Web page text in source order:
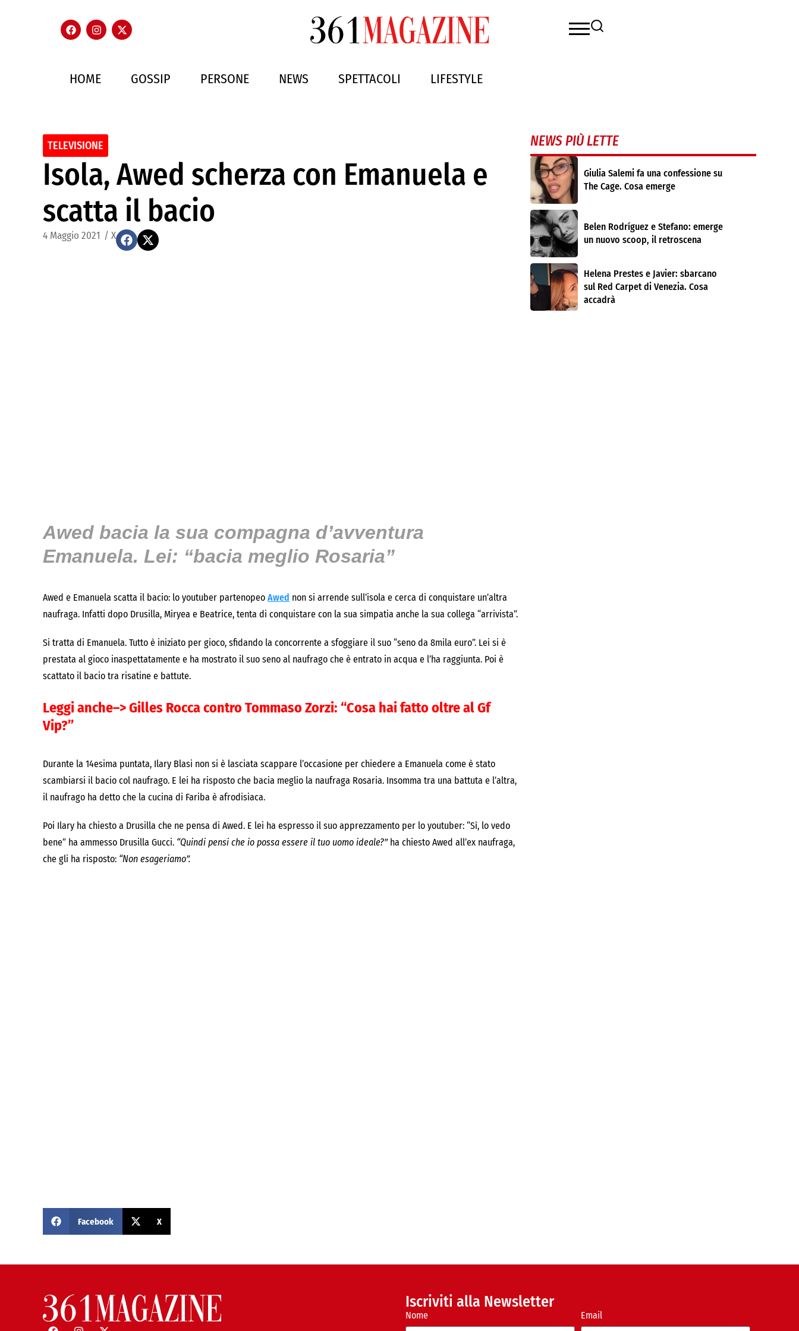
HOME GOSSIP PERSONE NEWS SPETTACOLI LIFESTYLE
TELEVISIONE
Isola, Awed scherza con Emanuela e
scatta il bacio
4 Maggio 2021 / X
Awed bacia la sua compagna d’avventura
Emanuela. Lei: “bacia meglio Rosaria”
Awed e Emanuela scatta il bacio: lo youtuber partenopeo Awed non si arrende sull’isola e cerca di conquistare un’altra
naufraga. Infatti dopo Drusilla, Miryea e Beatrice, tenta di conquistare con la sua simpatia anche la sua collega “arrivista”.
Si tratta di Emanuela. Tutto è iniziato per gioco, sfidando la concorrente a sfoggiare il suo “seno da 8mila euro”. Lei si è
prestata al gioco inaspettatamente e ha mostrato il suo seno al naufrago che è entrato in acqua e l’ha raggiunta. Poi è
scattato il bacio tra risatine e battute.
Leggi anche–>Gilles Rocca contro Tommaso Zorzi: “Cosa hai fatto oltre al Gf
Vip?”
Durante la 14esima puntata, Ilary Blasi non si è lasciata scappare l’occasione per chiedere a Emanuela come è stato
scambiarsi il bacio col naufrago. E lei ha risposto che bacia meglio la naufraga Rosaria. Insomma tra una battuta e l’altra,
il naufrago ha detto che la cucina di Fariba è afrodisiaca.
Poi Ilary ha chiesto a Drusilla che ne pensa di Awed. E lei ha espresso il suo apprezzamento per lo youtuber: “Sì, lo vedo
bene” ha ammesso Drusilla Gucci. “Quindi pensi che io possa essere il tuo uomo ideale?” ha chiesto Awed all’ex naufraga,
che gli ha risposto: “Non esageriamo”.
Facebook X
NEWS PIÙ LETTE
Giulia Salemi fa una confessione su
The Cage. Cosa emerge
Belen Rodríguez e Stefano: emerge
un nuovo scoop, il retroscena
Helena Prestes e Javier: sbarcano
sul Red Carpet di Venezia. Cosa
accadrà
Iscriviti alla Newsletter
Nome Email